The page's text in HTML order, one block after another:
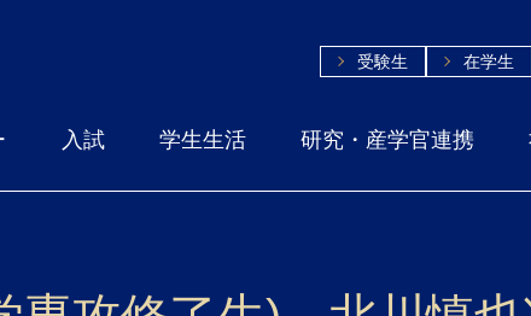
受験生
在学生
入試 学生生活 研究・産学官連携